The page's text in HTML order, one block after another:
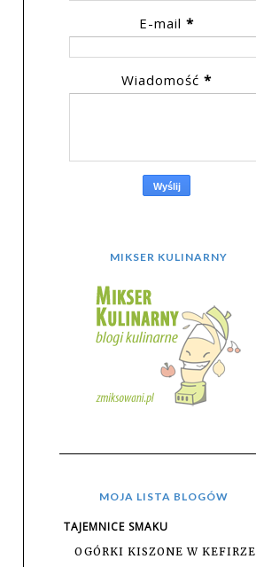
E-mail *
Wiadomość *
MIKSER KULINARNY
MOJA LISTA BLOGÓW
TAJEMNICE SMAKU
OGÓRKI KISZONE W KEFIRZE